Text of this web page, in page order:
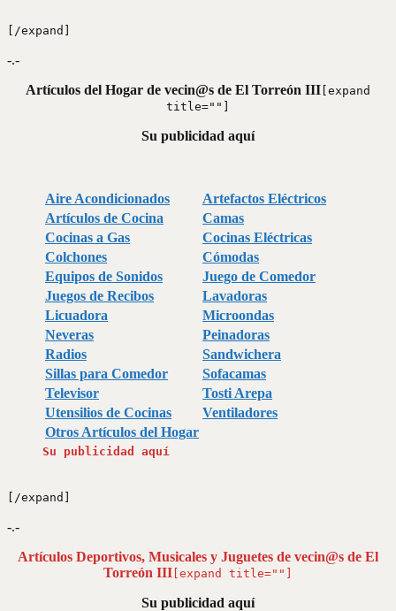
[/expand]
-.-
Artículos del Hogar de vecin@s de El Torreón III [expand
title=""]
Su publicidad aquí
Aire Acondicionados
Artefactos Eléctricos
Artículos de Cocina
Camas
Cocinas a Gas
Cocinas Eléctricas
Colchones
Cómodas
Equipos de Sonidos
Juego de Comedor
Juegos de Recibos
Lavadoras
Licuadora
Microondas
Neveras
Peinadoras
Radios
Sandwichera
Sillas para Comedor
Sofacamas
Televisor
Tosti Arepa
Utensilios de Cocinas
Ventiladores
Otros Artículos del Hogar
Su publicidad aquí
[/expand]
-.-
Artículos Deportivos, Musicales y Juguetes de vecin@s de El
Torreón III [expand title=""]
Su publicidad aquí